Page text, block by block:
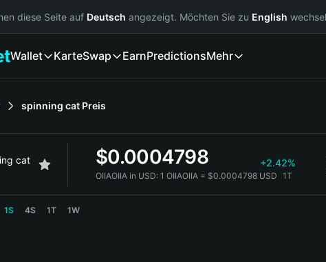
diese Seite auf Deutsch angezeigt. Möchten Sie zu English
Wallet KarteSwap EarnPredictionsMehr
spinning cat Preis
cat $0.0004798 +2.42%
OIIAOIIA in USD: 1 OIIAOIIA = $0.0004798 USD 1T
1S 4S 1T 1W